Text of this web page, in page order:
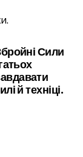
Сили
й техніці.